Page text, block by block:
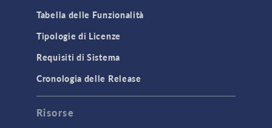
Tabella delle Funzionalità
Tipologie di Licenze
Requisiti di Sistema
Cronologia delle Release
Risorse